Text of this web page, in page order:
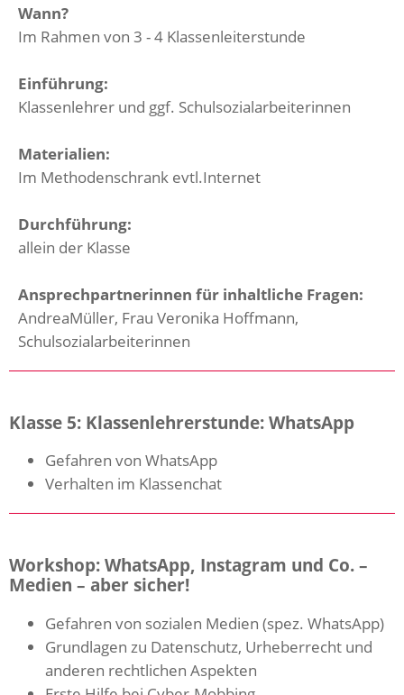
Wann?
Im Rahmen von 3 - 4 Klassenleiterstunde
Einführung:
Klassenlehrer und ggf. Schulsozialarbeiterinnen
Materialien:
Im Methodenschrank evtl.Internet
Durchführung:
allein der Klasse
Ansprechpartnerinnen für inhaltliche Fragen:
AndreaMüller, Frau Veronika Hoffmann,
Schulsozialarbeiterinnen
Klasse 5: Klassenlehrerstunde: WhatsApp
Gefahren von WhatsApp
Verhalten im Klassenchat
Workshop: WhatsApp, Instagram und Co. –
Medien – aber sicher!
Gefahren von sozialen Medien (spez. WhatsApp)
Grundlagen zu Datenschutz, Urheberrecht und
anderen rechtlichen Aspekten